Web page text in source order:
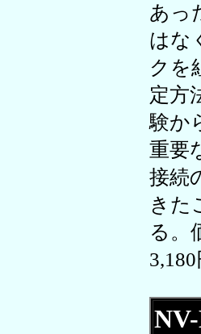
あっ
はな
クを
定方
験か
重要
接続
きた
る。